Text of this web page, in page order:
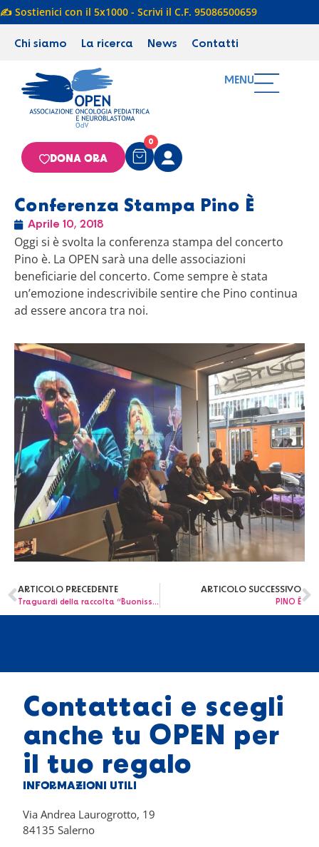
✍️ Sostienici con il 5x1000 - Scrivi il C.F. 95086500659
Chi siamo La ricerca News Contatti
MENU
0
DONA ORA
Conferenza Stampa Pino È
Aprile 10, 2018
Oggi si è svolta la conferenza stampa del concerto
Pino è. La OPEN sarà una delle associazioni
beneficiarie del concerto. Come sempre è stata
un’emozione indescrivibile sentire che Pino continua
ad essere ancora tra noi.
ARTICOLO PRECEDENTE
Traguardi della raccolta “Buonissimi 2017”
ARTICOLO SUCCESSIVO
PINO È
Contattaci e scegli
anche tu OPEN per
il tuo regalo
INFORMAZIONI UTILI
Via Andrea Laurogrotto, 19
84135 Salerno